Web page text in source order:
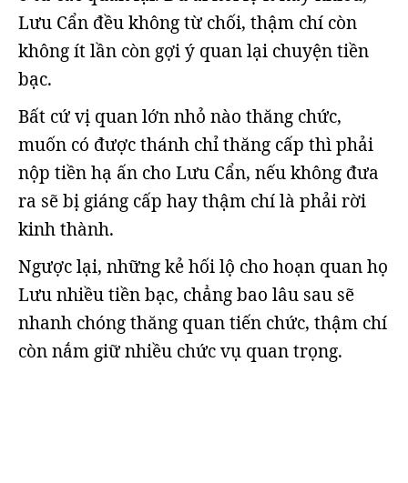
Lưu Cẩn đều không từ chối, thậm chí còn
không ít lần còn gợi ý quan lại chuyện tiền
bạc.
Bất cứ vị quan lớn nhỏ nào thăng chức,
muốn có được thánh chỉ thăng cấp thì phải
nộp tiền hạ ấn cho Lưu Cẩn, nếu không đưa
ra sẽ bị giáng cấp hay thậm chí là phải rời
kinh thành.
Ngược lại, những kẻ hối lộ cho hoạn quan họ
Lưu nhiều tiền bạc, chẳng bao lâu sau sẽ
nhanh chóng thăng quan tiến chức, thậm chí
còn nắm giữ nhiều chức vụ quan trọng.